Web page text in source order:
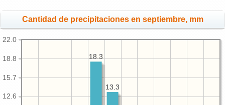
Cantidad de precipitaciones en septiembre, mm
12.6
15.7
18.8
22.0
13.3
18.3
13.3
18.3